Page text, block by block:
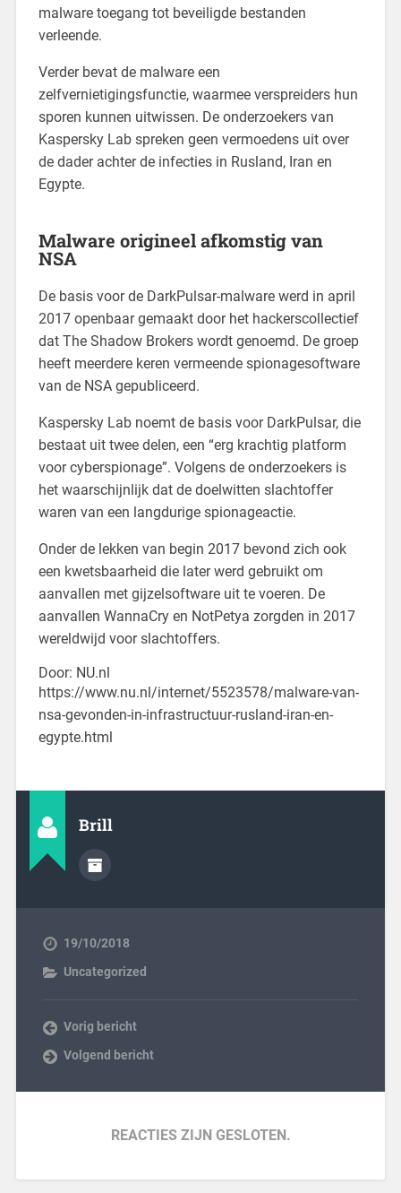
malware toegang tot beveiligde bestanden
verleende.
Verder bevat de malware een
zelfvernietigingsfunctie, waarmee verspreiders hun
sporen kunnen uitwissen. De onderzoekers van
Kaspersky Lab spreken geen vermoedens uit over
de dader achter de infecties in Rusland, Iran en
Egypte.
Malware origineel afkomstig van
NSA
De basis voor de DarkPulsar-malware werd in april
2017 openbaar gemaakt door het hackerscollectief
dat The Shadow Brokers wordt genoemd. De groep
heeft meerdere keren vermeende spionagesoftware
van de NSA gepubliceerd.
Kaspersky Lab noemt de basis voor DarkPulsar, die
bestaat uit twee delen, een “erg krachtig platform
voor cyberspionage”. Volgens de onderzoekers is
het waarschijnlijk dat de doelwitten slachtoffer
waren van een langdurige spionageactie.
Onder de lekken van begin 2017 bevond zich ook
een kwetsbaarheid die later werd gebruikt om
aanvallen met gijzelsoftware uit te voeren. De
aanvallen WannaCry en NotPetya zorgden in 2017
wereldwijd voor slachtoffers.
Door: NU.nl
https://www.nu.nl/internet/5523578/malware-van-
nsa-gevonden-in-infrastructuur-rusland-iran-en-
egypte.html
Brill
19/10/2018
Uncategorized
Vorig bericht
Volgend bericht
REACTIES ZIJN GESLOTEN.